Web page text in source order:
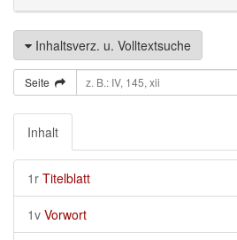
Inhaltsverz. u. Volltextsuche
Seite
Inhalt
1r Titelblatt
1v Vorwort